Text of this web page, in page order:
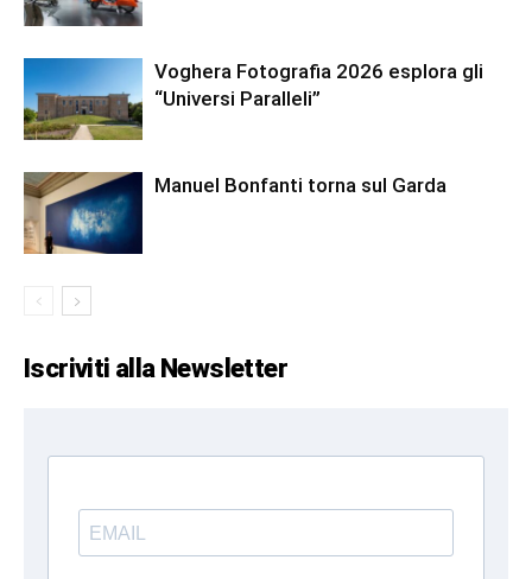
Voghera Fotografia 2026 esplora gli
“Universi Paralleli”
Manuel Bonfanti torna sul Garda
Iscriviti alla Newsletter